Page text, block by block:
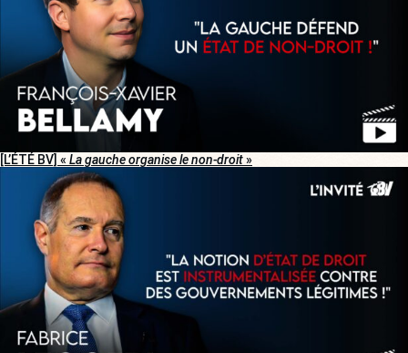
[L’ÉTÉ BV] « La gauche organise le non-droit»